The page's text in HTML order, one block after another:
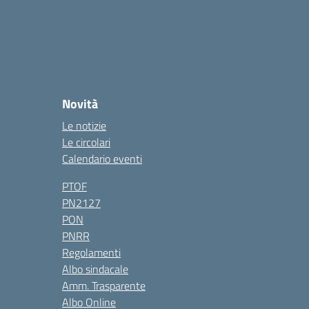
Novità
Le notizie
Le circolari
Calendario eventi
PTOF
PN2127
PON
PNRR
Regolamenti
Albo sindacale
Amm. Trasparente
Albo Online